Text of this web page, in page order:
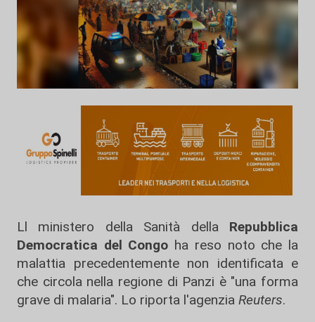
Ll ministero della Sanità della Repubblica
Democratica del Congo ha reso noto che la
malattia precedentemente non identificata e
che circola nella regione di Panzi è "una forma
grave di malaria". Lo riporta l'agenzia Reuters.